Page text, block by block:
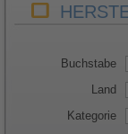
Buchstabe
Land
Kategorie